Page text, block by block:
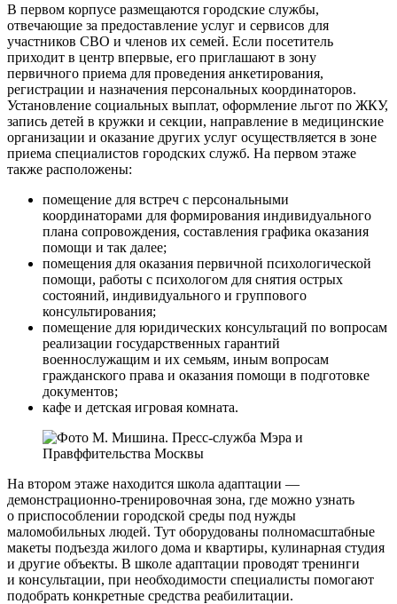
В первом корпусе размещаются городские службы,
отвечающие за предоставление услуг и сервисов для
участников СВО и членов их семей. Если посетитель
приходит в центр впервые, его приглашают в зону
первичного приема для проведения анкетирования,
регистрации и назначения персональных координаторов.
Установление социальных выплат, оформление льгот по ЖКУ,
запись детей в кружки и секции, направление в медицинские
организации и оказание других услуг осуществляется в зоне
приема специалистов городских служб. На первом этаже
также расположены:
помещение для встреч с персональными
координаторами для формирования индивидуального
плана сопровождения, составления графика оказания
помощи и так далее;
помещения для оказания первичной психологической
помощи, работы с психологом для снятия острых
состояний, индивидуального и группового
консультирования;
помещение для юридических консультаций по вопросам
реализации государственных гарантий
военнослужащим и их семьям, иным вопросам
гражданского права и оказания помощи в подготовке
документов;
кафе и детская игровая комната.
На втором этаже находится школа адаптации —
демонстрационно-тренировочная зона, где можно узнать
о приспособлении городской среды под нужды
маломобильных людей. Тут оборудованы полномасштабные
макеты подъезда жилого дома и квартиры, кулинарная студия
и другие объекты. В школе адаптации проводят тренинги
и консультации, при необходимости специалисты помогают
подобрать конкретные средства реабилитации.